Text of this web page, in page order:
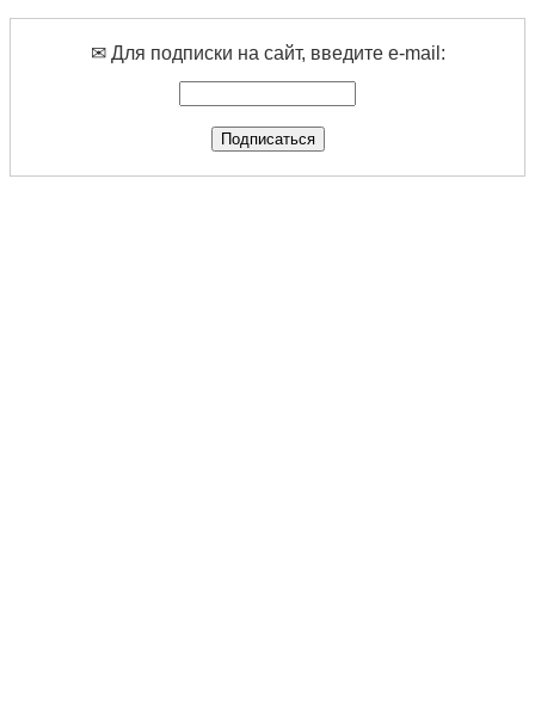
✉ Для подписки на сайт, введите e-mail: